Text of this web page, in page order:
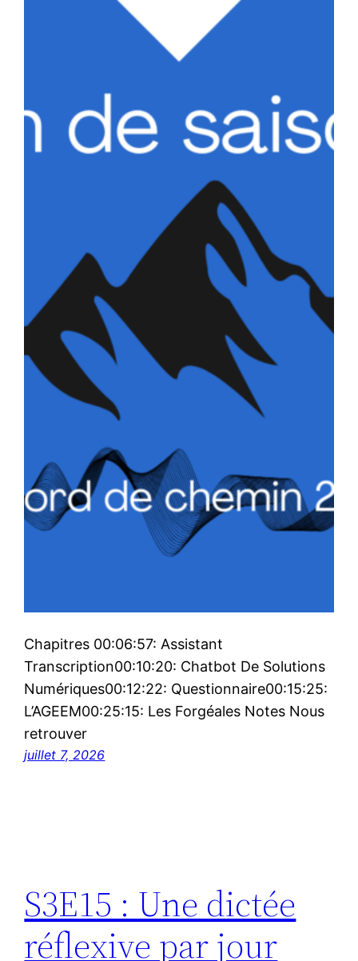
Chapitres 00:06:57: Assistant
Transcription00:10:20: Chatbot De Solutions
Numériques00:12:22: Questionnaire00:15:25:
L’AGEEM00:25:15: Les Forgéales Notes Nous
retrouver
juillet 7, 2026
S3E15 : Une dictée
réflexive par jour